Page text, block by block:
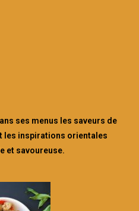
ses menus les saveurs de
les inspirations orientales
et savoureuse.